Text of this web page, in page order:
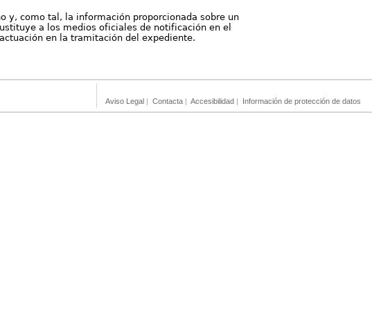
y, como tal, la información proporcionada sobre un
a los medios oficiales de notificación en el
en la tramitación del expediente.
Aviso Legal | Contacta | Accesibilidad | Información de protección de datos